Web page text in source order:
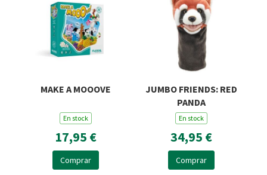
MAKE A MOOOVE
En stock
17,95 €
Comprar
JUMBO FRIENDS: RED
PANDA
En stock
34,95 €
Comprar